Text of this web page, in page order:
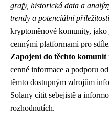
grafy, historická data a
trendy a potenciální
kryptoměnové komunity,
cennými platformami pro
Zapojení do těchto komunit
cenné informace a podporu
těmto dostupným zdrojům
Solany cítit sebejistě a
rozhodnutích.